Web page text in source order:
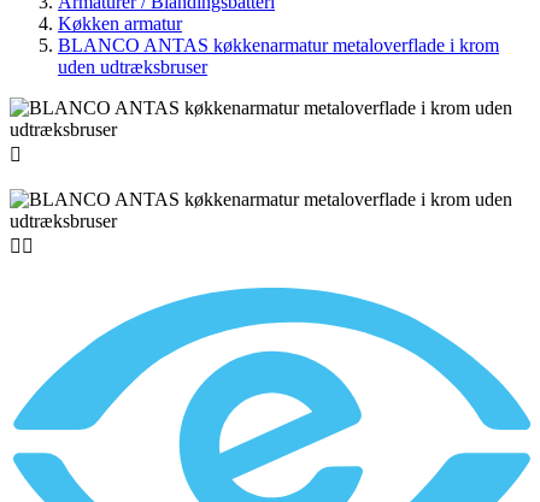
Køkken armatur
BLANCO ANTAS køkkenarmatur metaloverflade i krom
uden udtræksbruser

 